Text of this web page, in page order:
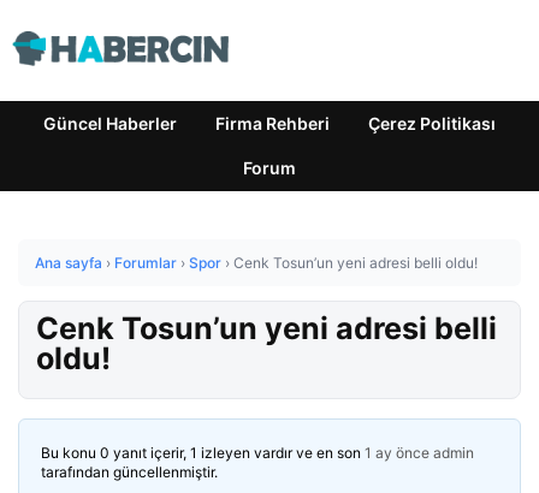
Güncel Haberler Firma Rehberi Çerez Politikası
Forum
Ana sayfa › Forumlar › Spor › Cenk Tosun’un yeni adresi belli oldu!
Cenk Tosun’un yeni adresi belli
oldu!
Bu konu 0 yanıt içerir, 1 izleyen vardır ve en son 1 ay önce admin
tarafından güncellenmiştir.